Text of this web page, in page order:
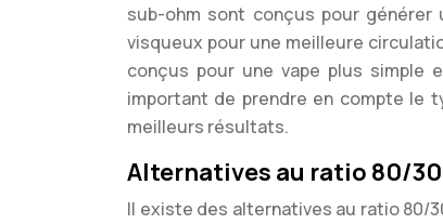
sub-ohm sont conçus pour
visqueux pour une meilleure
conçus pour une vape plus
important de prendre en compte le
meilleurs résultats.
Alternatives au ratio 80/
Il existe des alternatives au ratio 80/